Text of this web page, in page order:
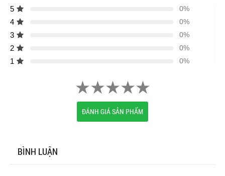
5 0%
4 0%
3 0%
2 0%
1 0%
ĐÁNH GIÁ SẢN PHẨM
BÌNH LUẬN